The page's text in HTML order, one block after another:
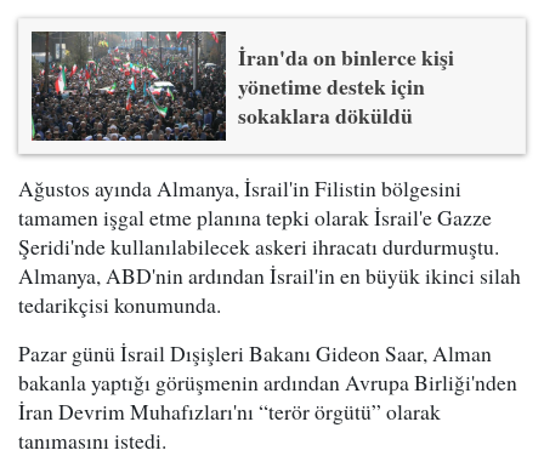
İran'da on binlerce kişi
yönetime destek için
sokaklara döküldü
Ağustos ayında Almanya, İsrail'in Filistin bölgesini
tamamen işgal etme planına tepki olarak İsrail'e Gazze
Şeridi'nde kullanılabilecek askeri ihracatı durdurmuştu.
Almanya, ABD'nin ardından İsrail'in en büyük ikinci silah
tedarikçisi konumunda.
Pazar günü İsrail Dışişleri Bakanı Gideon Saar, Alman
bakanla yaptığı görüşmenin ardından Avrupa Birliği'nden
İran Devrim Muhafızları'nı “terör örgütü” olarak
tanımasını istedi.